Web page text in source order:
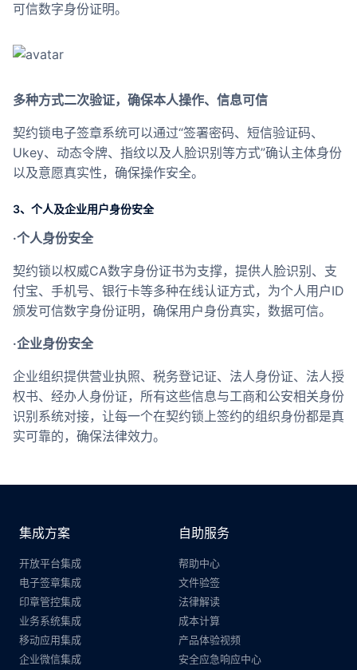
可信数字身份证明。
多种方式二次验证，确保本人操作、信息可信
契约锁电子签章系统可以通过“签署密码、短信验证码、
Ukey、动态令牌、指纹以及人脸识别等方式”确认主体身份
以及意愿真实性，确保操作安全。
3、个人及企业用户身份安全
·个人身份安全
契约锁以权威CA数字身份证书为支撑，提供人脸识别、支
付宝、手机号、银行卡等多种在线认证方式，为个人用户ID
颁发可信数字身份证明，确保用户身份真实，数据可信。
·企业身份安全
企业组织提供营业执照、税务登记证、法人身份证、法人授
权书、经办人身份证，所有这些信息与工商和公安相关身份
识别系统对接，让每一个在契约锁上签约的组织身份都是真
实可靠的，确保法律效力。
集成方案
开放平台集成
电子签章集成
印章管控集成
业务系统集成
移动应用集成
企业微信集成
自助服务
帮助中心
文件验签
法律解读
成本计算
产品体验视频
安全应急响应中心